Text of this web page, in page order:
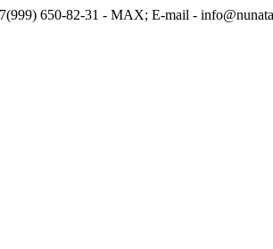
650-82-31 - MAX; E-mail -